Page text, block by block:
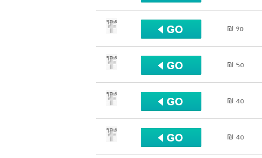
90 ₪
שתף
50 ₪
שתף
40 ₪
שתף
40 ₪
שתף